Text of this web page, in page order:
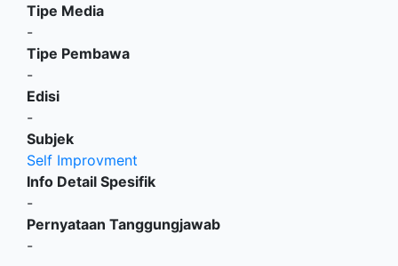
Tipe Media
-
Tipe Pembawa
-
Edisi
-
Subjek
Self Improvment
Info Detail Spesifik
-
Pernyataan Tanggungjawab
-